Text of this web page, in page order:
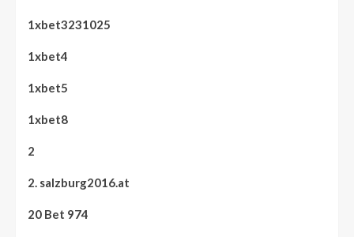
1xbet3231025
1xbet4
1xbet5
1xbet8
2
2. salzburg2016.at
20 Bet 974